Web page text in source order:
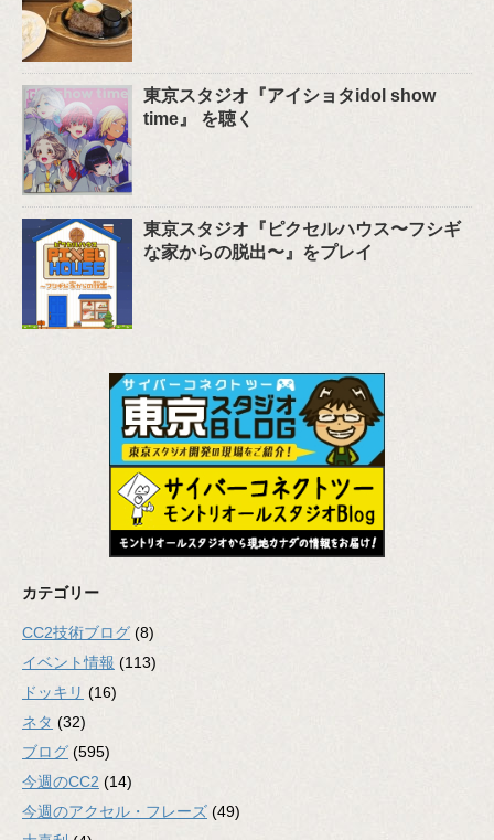
東京スタジオ『アイショタidol show
time』 を聴く
東京スタジオ『ピクセルハウス〜フシギ
な家からの脱出〜』をプレイ
カテゴリー
CC2技術ブログ (8)
イベント情報 (113)
ドッキリ (16)
ネタ (32)
ブログ (595)
今週のCC2 (14)
今週のアクセル・フレーズ (49)